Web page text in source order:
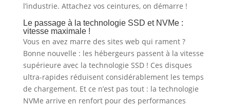
l’industrie. Attachez vos ceintures, on démarre !
Le passage à la technologie SSD et NVMe :
vitesse maximale !
Vous en avez marre des sites web qui rament ?
Bonne nouvelle : les hébergeurs passent à la vitesse
supérieure avec la technologie SSD ! Ces disques
ultra-rapides réduisent considérablement les temps
de chargement. Et ce n’est pas tout : la technologie
NVMe arrive en renfort pour des performances